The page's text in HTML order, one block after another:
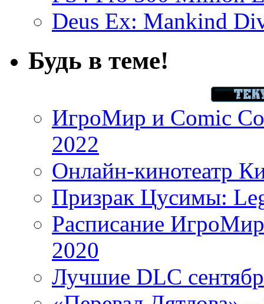
Deus Ex: Mankind
Будь в теме!
ИгроМир и Comic
2022
Онлайн-кинотеатр
Призрак Цусимы:
Расписание
2020
Лучшие DLC